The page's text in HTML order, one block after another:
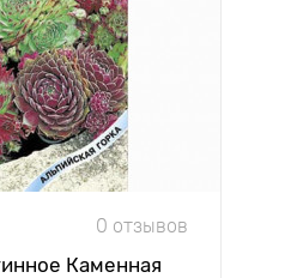
0 отзывов
Каменная